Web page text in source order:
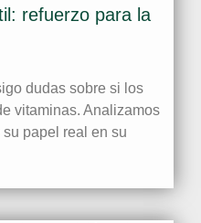
refuerzo para la
dudas sobre si los
vitaminas. Analizamos
papel real en su